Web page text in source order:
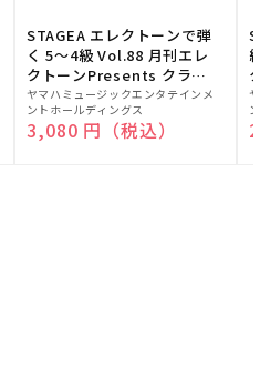
STAGEA エレクトーンで弾
く 5～4級 Vol.88 月刊エレ
クトーンPresents クラシ
ック名曲集
販
売
元:
ヤマハミュージックエンタテインメ
ントホールディングス
通常価格
3,080 円（税込）
級
ク
販
売
元:
ヤ
ン